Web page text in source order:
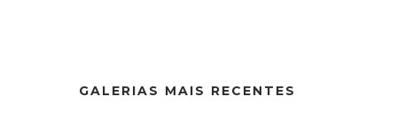
GALERIAS MAIS RECENTES